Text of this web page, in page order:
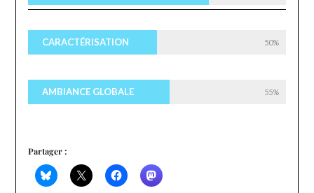
CARACTÉRISATION 50%
AMBIANCE GLOBALE 55%
Partager :